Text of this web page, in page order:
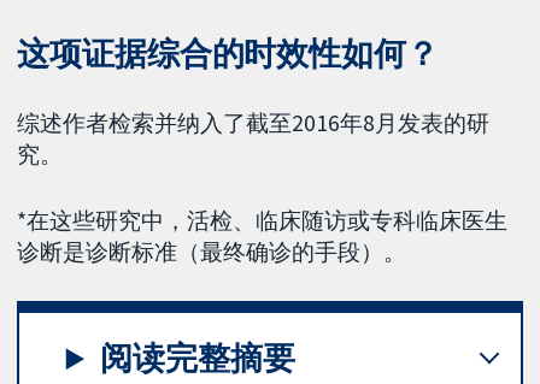
这项证据综合的时效性如何？
综述作者检索并纳入了截至2016年8月发表的研
究。
*在这些研究中，活检、临床随访或专科临床医生
诊断是诊断标准（最终确诊的手段）。
阅读完整摘要